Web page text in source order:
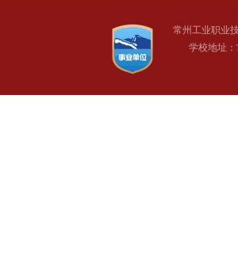
常州工业职业
学校地址